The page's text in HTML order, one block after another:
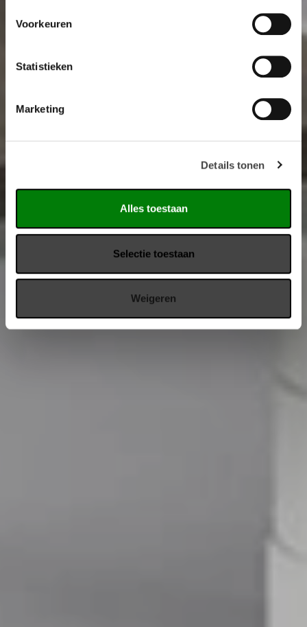
Voorkeuren
Statistieken
Marketing
Details tonen
Alles toestaan
Selectie toestaan
Weigeren